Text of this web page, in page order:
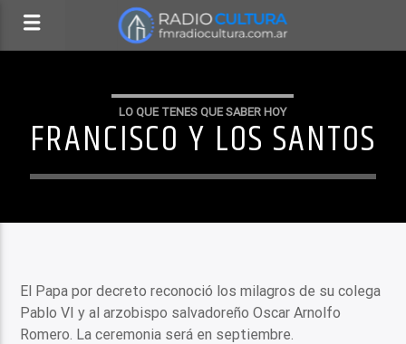
LO QUE TENES QUE SABER HOY
FRANCISCO Y LOS SANTOS
El Papa por decreto reconoció los milagros de su colega
Pablo VI y al arzobispo salvadoreño Oscar Arnolfo
Romero. La ceremonia será en septiembre.